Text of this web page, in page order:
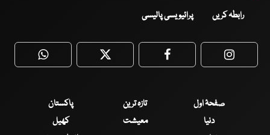
رابطہ کریں پرائیویسی پالیسی
WhatsApp Twitter Facebook
صفحۂ اول تازہ ترین
پاکستان
دنیا
معیشت
کھیل